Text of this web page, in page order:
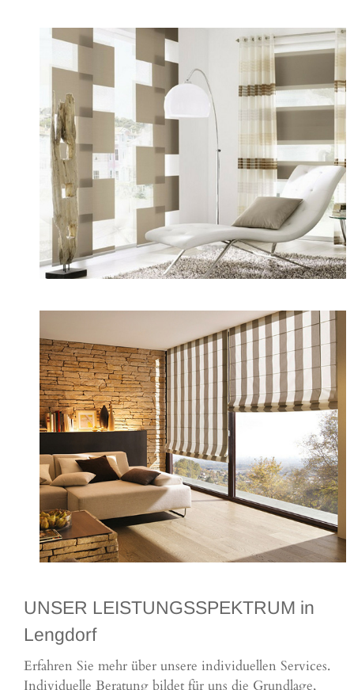
UNSER LEISTUNGSSPEKTRUM in
Lengdorf
Erfahren Sie mehr über unsere individuellen Services.
Individuelle Beratung bildet für uns die Grundlage,